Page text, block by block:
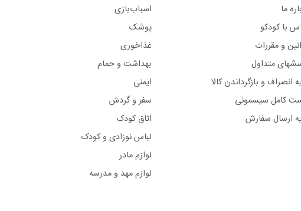
ما
با کودکو
و مقررات
متداول
انصراف و بازگرداندن کالا
کامل سیسمونی
ارسال سفارش
اسباب‌بازی
پوشک
غذاخوری
بهداشت و حمام
ایمنی
سفر و گردش
اتاق کودک
لباس نوزادی و کودک
لوازم مادر
لوازم مهد و مدرسه